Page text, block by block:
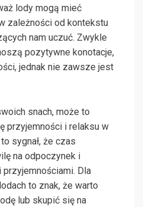
lody mogą mieć
zależności od kontekstu
nam uczuć. Zwykle
pozytywne konotacje,
jednak nie zawsze jest
snach, może to
przyjemności i relaksu w
sygnał, że czas
na odpoczynek i
Dla
to znak, że warto
lub skupić się na